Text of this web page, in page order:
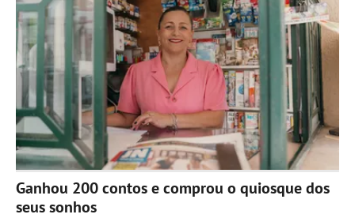
Ganhou 200 contos e comprou o quiosque dos
seus sonhos